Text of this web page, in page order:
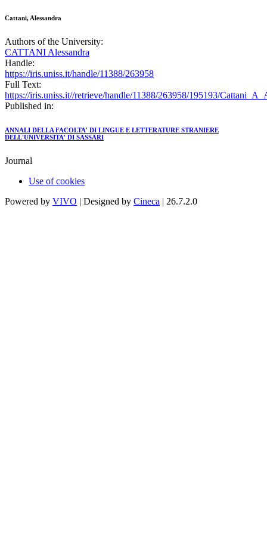
Cattani, Alessandra
Authors of the University:
CATTANI Alessandra
Handle:
https://iris.uniss.it/handle/11388/263958
Full Text:
https://iris.uniss.it//retrieve/handle/11388/263958/195193/
Published in:
ANNALI DELLA FACOLTA' DI LINGUE E LETTERATURE STRANIERE
DELL'UNIVERSITA' DI SASSARI
Journal
Use of cookies
Powered by VIVO | Designed by Cineca | 26.7.2.0